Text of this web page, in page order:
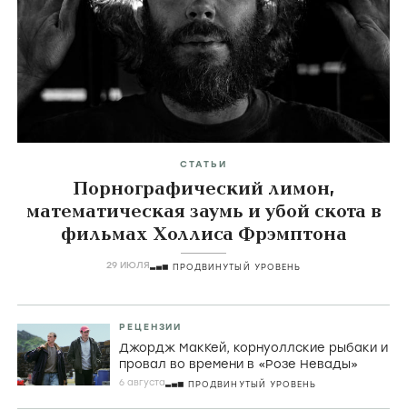
СТАТЬИ
Порнографический лимон,
математическая заумь и убой скота в
фильмах Холлиса Фрэмптона
29 ИЮЛЯ ПРОДВИНУТЫЙ УРОВЕНЬ
РЕЦЕНЗИИ
Джордж МакКей, корнуоллские рыбаки и
провал во времени в «Розе Невады»
6 августа ПРОДВИНУТЫЙ УРОВЕНЬ